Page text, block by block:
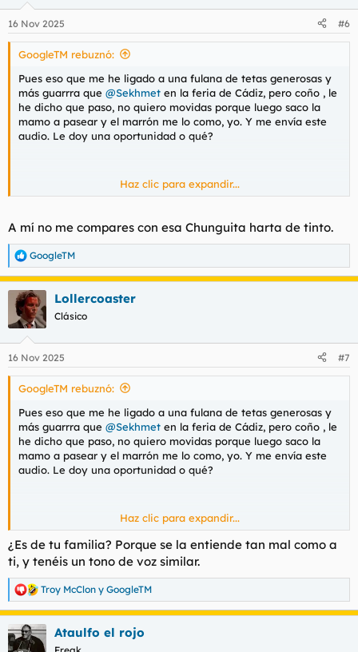
e
s
16 Nov 2025 #6
GoogleTM rebuznó:
Pues eso que me he ligado a una fulana de tetas generosas y
más guarrra que @Sekhmet en la feria de Cádiz, pero coño , le
he dicho que paso, no quiero movidas porque luego saco la
mamo a pasear y el marrón me lo como, yo. Y me envía este
audio. Le doy una oportunidad o qué?
Ver el archivos adjunto 204064
Haz clic para expandir...
A mí no me compares con esa Chunguita harta de tinto.
R
e
a
c
c
i
e
s
GoogleTM
Lollercoaster
Clásico
16 Nov 2025 #7
GoogleTM rebuznó:
Pues eso que me he ligado a una fulana de tetas generosas y
más guarrra que @Sekhmet en la feria de Cádiz, pero coño , le
he dicho que paso, no quiero movidas porque luego saco la
mamo a pasear y el marrón me lo como, yo. Y me envía este
audio. Le doy una oportunidad o qué?
Ver el archivos adjunto 204064
Haz clic para expandir...
¿Es de tu familia? Porque se la entiende tan mal como a
ti, y tenéis un tono de voz similar.
R
e
a
c
c
Troy McClon y GoogleTM
Ataulfo el rojo